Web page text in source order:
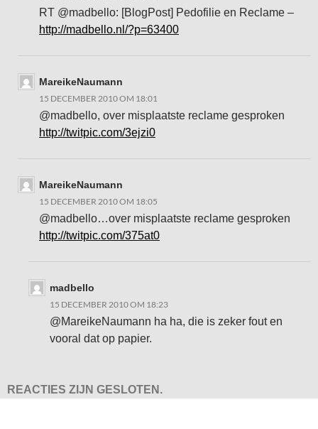
RT @madbello: [BlogPost] Pedofilie en Reclame –
http://madbello.nl/?p=63400
MareikeNaumann
15 DECEMBER 2010 OM 18:01
@madbello, over misplaatste reclame gesproken
http://twitpic.com/3ejzi0
MareikeNaumann
15 DECEMBER 2010 OM 18:05
@madbello…over misplaatste reclame gesproken
http://twitpic.com/375at0
madbello
15 DECEMBER 2010 OM 18:23
@MareikeNaumann ha ha, die is zeker fout en
vooral dat op papier.
REACTIES ZIJN GESLOTEN.